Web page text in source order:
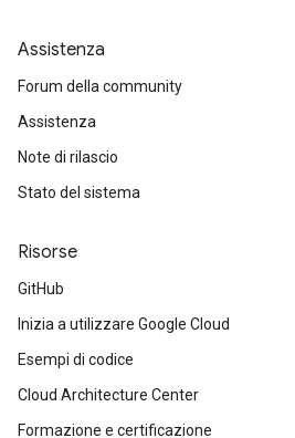
Assistenza
Forum della community
Assistenza
Note di rilascio
Stato del sistema
Risorse
GitHub
Inizia a utilizzare Google Cloud
Esempi di codice
Cloud Architecture Center
Formazione e certificazione